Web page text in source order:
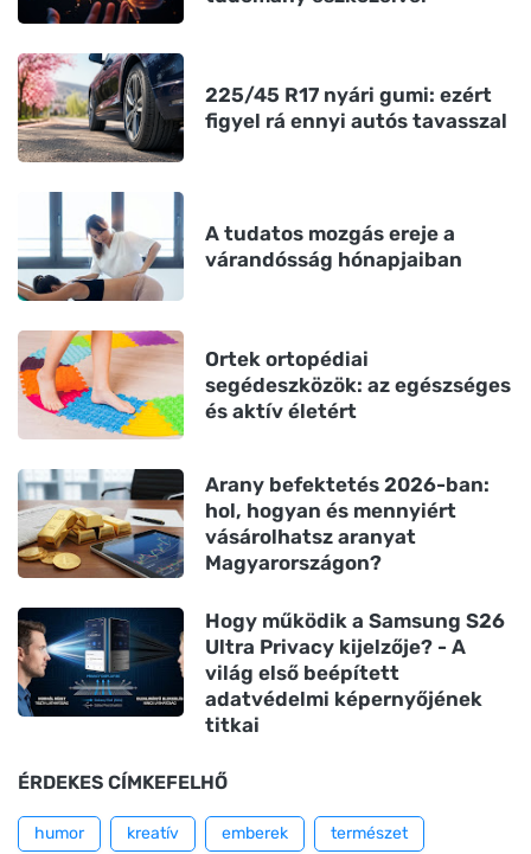
225/45 R17 nyári gumi: ezért
figyel rá ennyi autós tavasszal
A tudatos mozgás ereje a
várandósság hónapjaiban
Ortek ortopédiai
segédeszközök: az egészséges
és aktív életért
Arany befektetés 2026-ban:
hol, hogyan és mennyiért
vásárolhatsz aranyat
Magyarországon?
Hogy működik a Samsung S26
Ultra Privacy kijelzője? - A
világ első beépített
adatvédelmi képernyőjének
titkai
ÉRDEKES CÍMKEFELHŐ
humor kreatív emberek természet